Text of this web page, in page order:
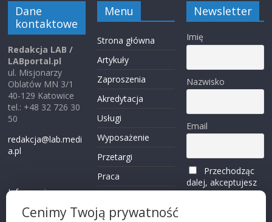
Dane
kontaktowe
Redakcja LAB /
LABportal.pl
ul. Misjonarzy
Oblatów MN 3/1
40-129 Katowice
tel.: +48 32 726 30
50
redakcja@lab.medi
a.pl
Informacje o
Menu
Strona główna
Artykuły
Zaproszenia
Akredytacja
Usługi
Wyposażenie
Przetargi
Praca
Kontakt
Newsletter
Imię
Nazwisko
Email
Przechodząc
dalej, akceptujesz
politykę
Cenimy Twoją prywatność